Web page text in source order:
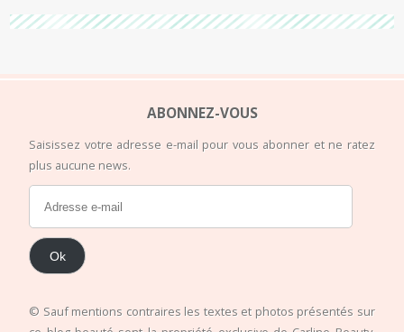
ABONNEZ-VOUS
Saisissez votre adresse e-mail pour vous abonner et ne ratez
plus aucune news.
Ok
© Sauf mentions contraires les textes et photos présentés sur